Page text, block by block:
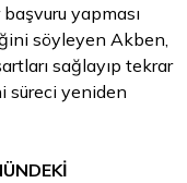
yapması
söyleyen Akben,
sağlayıp tekrar
süreci yeniden